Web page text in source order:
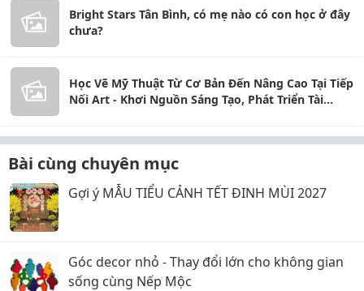
Bright Stars Tân Bình, có mẹ nào có con học ở đây
chưa?
Học Vẽ Mỹ Thuật Từ Cơ Bản Đến Nâng Cao Tại Tiếp
Nối Art - Khơi Nguồn Sáng Tạo, Phát Triển Tài
Bài cùng chuyên mục
Gợi ý MẪU TIỂU CẢNH TẾT ĐINH MÙI 2027
Góc decor nhỏ - Thay đổi lớn cho không gian
sống cùng Nếp Mộc